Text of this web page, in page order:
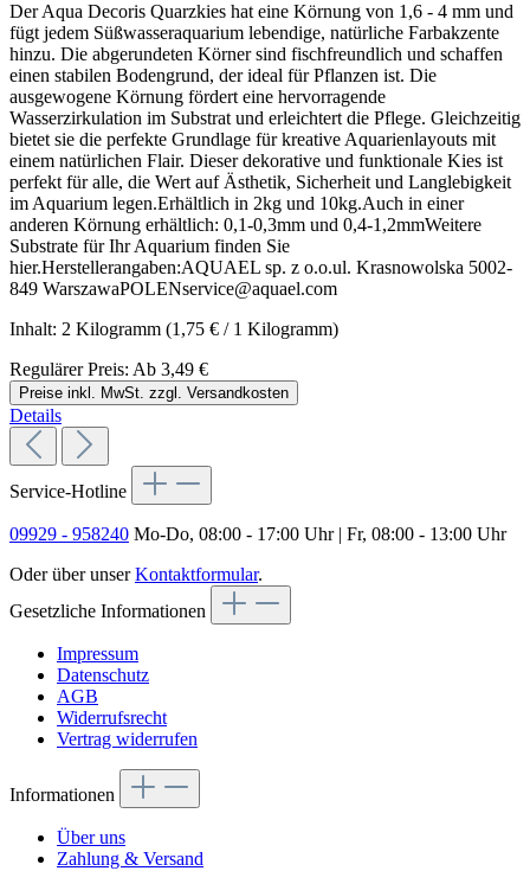
Der Aqua Decoris Quarzkies hat eine Körnung von 1,6 - 4 mm und
fügt jedem Süßwasseraquarium lebendige, natürliche Farbakzente
hinzu. Die abgerundeten Körner sind fischfreundlich und schaffen
einen stabilen Bodengrund, der ideal für Pflanzen ist. Die
ausgewogene Körnung fördert eine hervorragende
Wasserzirkulation im Substrat und erleichtert die Pflege. Gleichzeitig
bietet sie die perfekte Grundlage für kreative Aquarienlayouts mit
einem natürlichen Flair. Dieser dekorative und funktionale Kies ist
perfekt für alle, die Wert auf Ästhetik, Sicherheit und Langlebigkeit
im Aquarium legen.Erhältlich in 2kg und 10kg.Auch in einer
anderen Körnung erhältlich: 0,1-0,3mm und 0,4-1,2mmWeitere
Substrate für Ihr Aquarium finden Sie
hier.Herstellerangaben:AQUAEL sp. z o.o.ul. Krasnowolska 5002-
849 WarszawaPOLENservice@aquael.com
Inhalt: 2 Kilogramm (1,75 € / 1 Kilogramm)
Regulärer Preis: Ab 3,49 €
Preise inkl. MwSt. zzgl. Versandkosten
Details
Service-Hotline
09929 - 958240 Mo-Do, 08:00 - 17:00 Uhr | Fr, 08:00 - 13:00 Uhr
Oder über unserKontaktformular.
Gesetzliche Informationen
Impressum
Datenschutz
AGB
Widerrufsrecht
Vertrag widerrufen
Informationen
Über uns
Zahlung & Versand